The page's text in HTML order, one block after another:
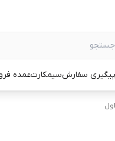
پیگیری سفارشسیمکارتعمده